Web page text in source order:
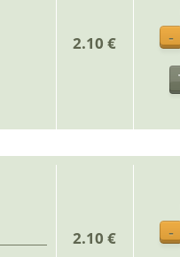
2.10 €
-
2.10 €
-